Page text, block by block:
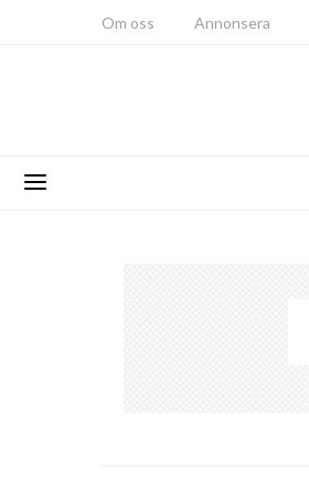
Om oss Annonsera